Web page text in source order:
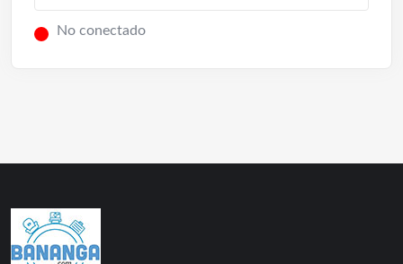
No conectado